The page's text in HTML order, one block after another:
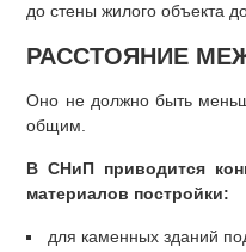
до стены жилого объекта
РАССТОЯНИЕ
Оно не должно быть
общим.
В СНиП приводится
материалов постройки:
для каменных зданий